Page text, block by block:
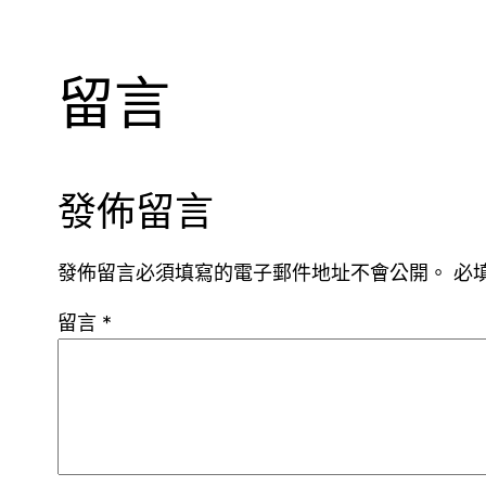
留言
發佈留言
發佈留言必須填寫的電子郵件地址不會公開。 必
留言 *